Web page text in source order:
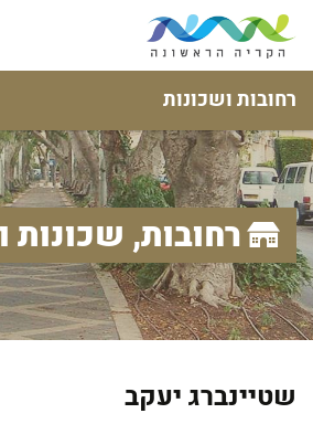
רחובות ושכונות
רחובות, שכונות
שטיינברג יעקב